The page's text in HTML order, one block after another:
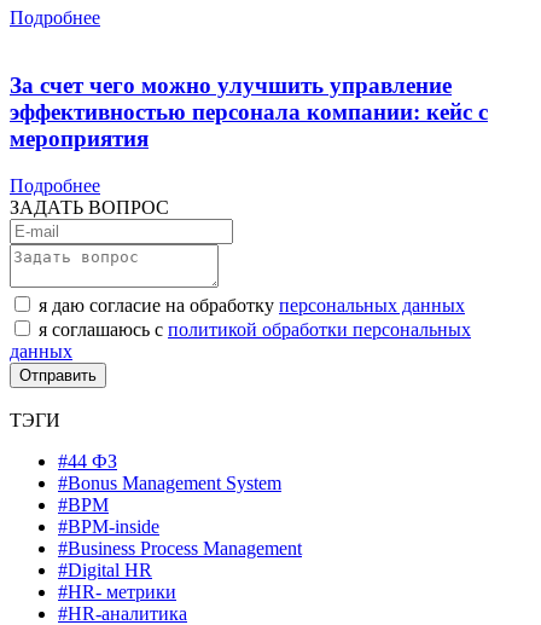
Подробнее
За счет чего можно улучшить управление
эффективностью персонала компании: кейс с
мероприятия
Подробнее
ЗАДАТЬ ВОПРОС
я даю согласие на обработку персональных данных
я соглашаюсь с политикой обработки персональных
данных
ТЭГИ
#44 ФЗ
#Bonus Management System
#BPM
#BPM-inside
#Business Process Management
#Digital HR
#HR- метрики
#HR-аналитика